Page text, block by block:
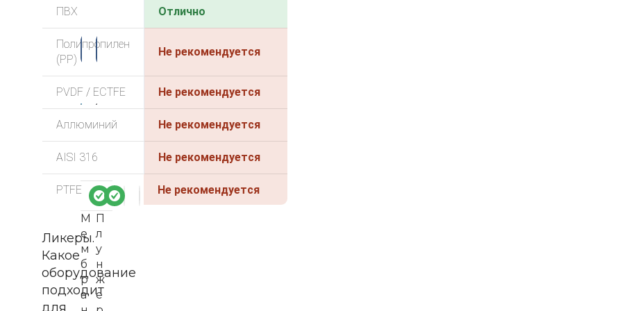
ПВХ Отлично
Полипропилен
(PP)
Не рекомендуется
PVDF / ECTFE Не рекомендуется
Аллюминий Не рекомендуется
AISI 316 Не рекомендуется
PTFE Не рекомендуется
Ликеры.
Какое
оборудование
подходит
для
-3
3%
М
е
м
б
р
а
-3
П
л
у
н
ж
е